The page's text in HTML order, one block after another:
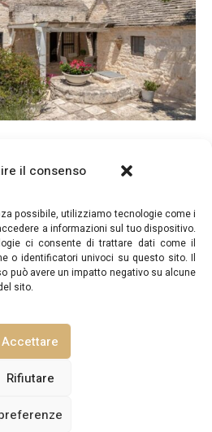
il consenso
possibile, utilizziamo tecnologie come i
a informazioni sul tuo dispositivo.
ci consente di trattare dati come il
o identificatori univoci su questo sito. Il
può avere un impatto negativo su alcune
sito.
Accettare
Rifiutare
2026. Tutti i diritti riservati.
SULLA PRIVACY
CONTATTACI